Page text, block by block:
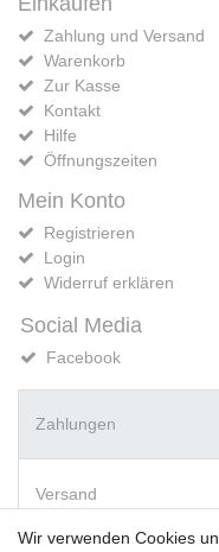
Zahlung und Versand
Warenkorb
Zur Kasse
Kontakt
Hilfe
Öffnungszeiten
Mein Konto
Registrieren
Login
Widerruf erklären
Social Media
Facebook
Zahlungen
Versand
Wir verwenden Cookies